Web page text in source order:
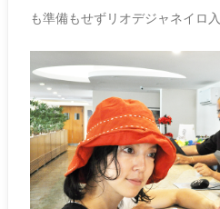
も準備もせずリオデジャネイロ